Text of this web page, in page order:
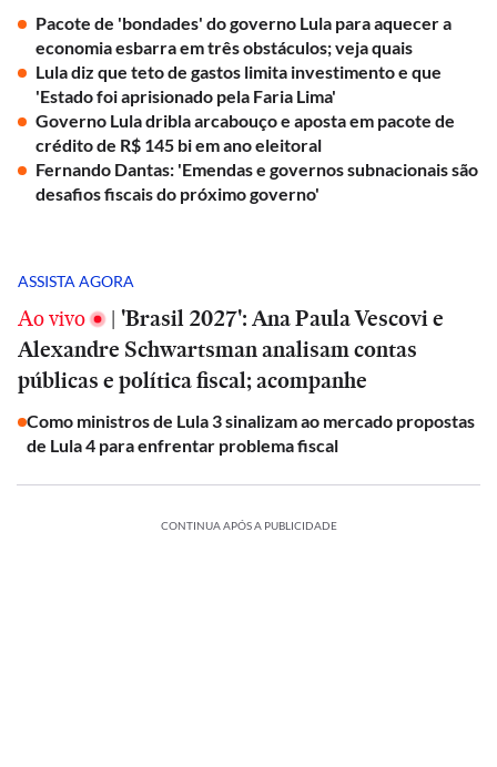
Pacote de 'bondades' do governo Lula para aquecer a
economia esbarra em três obstáculos; veja quais
Lula diz que teto de gastos limita investimento e que
'Estado foi aprisionado pela Faria Lima'
Governo Lula dribla arcabouço e aposta em pacote de
crédito de R$ 145 bi em ano eleitoral
Fernando Dantas: 'Emendas e governos subnacionais são
desafios fiscais do próximo governo'
ASSISTA AGORA
Ao vivo | 'Brasil 2027': Ana Paula Vescovi e
Alexandre Schwartsman analisam contas
públicas e política fiscal; acompanhe
Como ministros de Lula 3 sinalizam ao mercado propostas
de Lula 4 para enfrentar problema fiscal
CONTINUA APÓS A PUBLICIDADE